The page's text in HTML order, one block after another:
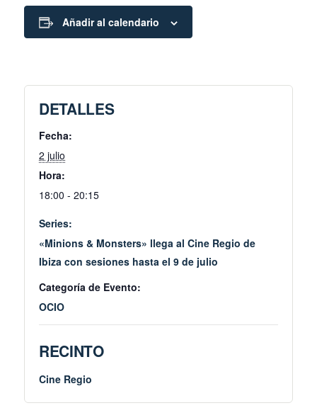
Añadir al calendario
DETALLES
Fecha:
2 julio
Hora:
18:00 - 20:15
Series:
«Minions & Monsters» llega al Cine Regio de
Ibiza con sesiones hasta el 9 de julio
Categoría de Evento:
OCIO
RECINTO
Cine Regio